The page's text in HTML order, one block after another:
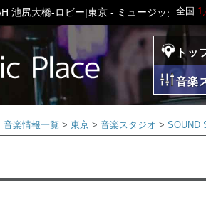
全国
池尻大橋-ロビー|東京 - ミュージックプレ
ミュージックプレイ
トッ
音楽
音楽情報一覧 東京 音楽スタジオ SOUND